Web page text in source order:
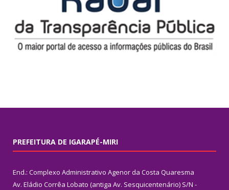
PREFEITURA DE IGARAPÉ-MIRI
End.: Complexo Administrativo Agenor da Costa Quaresma
Av. Eládio Corrêa Lobato (antiga Av. Sesquicentenário) S/N -